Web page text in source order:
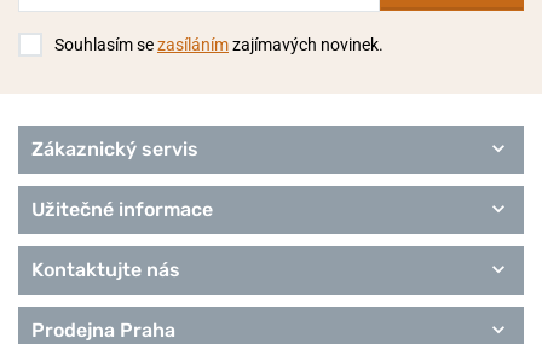
Souhlasím sezasílánímzajímavých novinek.
Zákaznický servis
Užitečné informace
Kontaktujte nás
Prodejna Praha